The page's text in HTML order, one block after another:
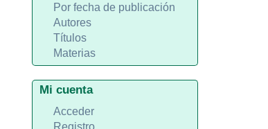
Por fecha de publicación
Autores
Títulos
Materias
Mi cuenta
Acceder
Registro